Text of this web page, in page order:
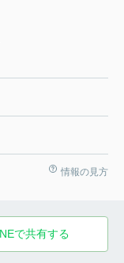
情報の見方
で共有する